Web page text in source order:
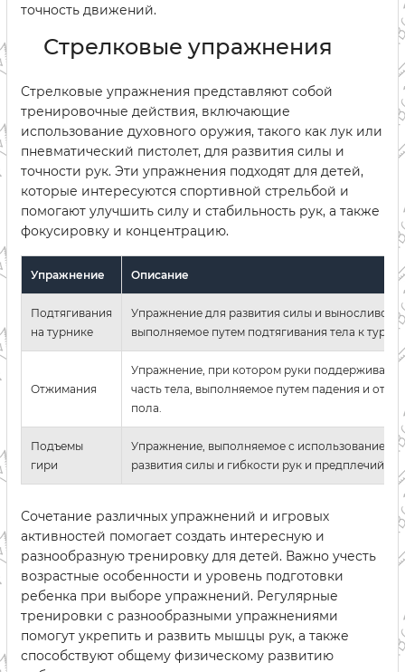
точность движений.
Стрелковые упражнения
Стрелковые упражнения представляют собой
тренировочные действия, включающие
использование духовного оружия, такого как лук или
пневматический пистолет, для развития силы и
точности рук. Эти упражнения подходят для детей,
которые интересуются спортивной стрельбой и
помогают улучшить силу и стабильность рук, а также
фокусировку и концентрацию.
Упражнение Описание
Подтягивания
на турнике
Упражнение для развития силы и
выполняемое путем подтягивания тела к
Отжимания
Упражнение, при котором руки поддерживают
часть тела, выполняемое путем падения и
пола.
Подъемы
гири
Упражнение, выполняемое с использованием
развития силы и гибкости рук и предплечий.
Сочетание различных упражнений и игровых
активностей помогает создать интересную и
разнообразную тренировку для детей. Важно учесть
возрастные особенности и уровень подготовки
ребенка при выборе упражнений. Регулярные
тренировки с разнообразными упражнениями
помогут укрепить и развить мышцы рук, а также
способствуют общему физическому развитию